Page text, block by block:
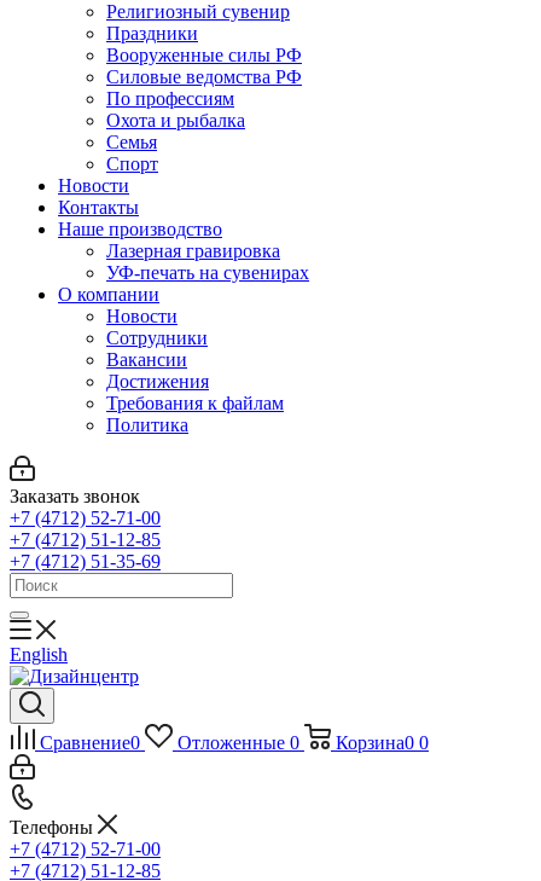
Религиозный сувенир
Праздники
Вооруженные силы РФ
Силовые ведомства РФ
По профессиям
Охота и рыбалка
Семья
Спорт
Новости
Контакты
Наше производство
Лазерная гравировка
УФ-печать на сувенирах
О компании
Новости
Сотрудники
Вакансии
Достижения
Требования к файлам
Политика
Заказать звонок
+7 (4712) 52-71-00
+7 (4712) 51-12-85
+7 (4712) 51-35-69
English
Сравнение0 Отложенные 0 Корзина0 0
Телефоны
+7 (4712) 52-71-00
+7 (4712) 51-12-85